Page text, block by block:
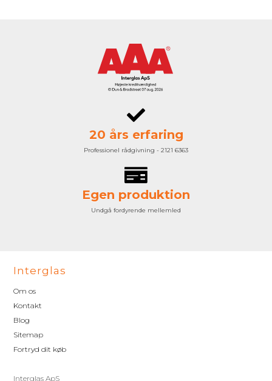
20 års erfaring
Professionel rådgivning - 2121 6363
Egen produktion
Undgå fordyrende mellemled
Interglas
Om os
Kontakt
Blog
Sitemap
Fortryd dit køb
Interglas ApS